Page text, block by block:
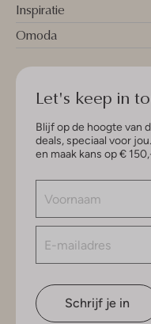
Inspiratie
Omoda
Let's keep in
Blijf op de hoogte van
deals, speciaal voor
en maak kans op €
Schrijf je in